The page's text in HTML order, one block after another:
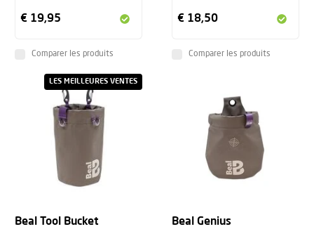
€ 19,95
Comparer les produits
€ 18,50
Comparer les produits
LES MEILLEURES VENTES
Beal Tool Bucket Beal Genius